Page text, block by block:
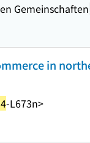
Gemeinschaften
in
-L673n>